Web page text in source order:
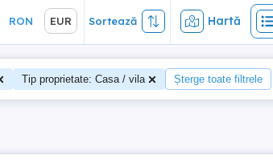
RON EUR Sortează Hartă
Tip proprietate: Casa / vila Șterge toate filtrele